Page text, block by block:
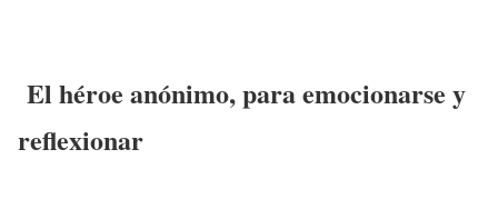
El héroe anónimo, para emocionarse y
reflexionar